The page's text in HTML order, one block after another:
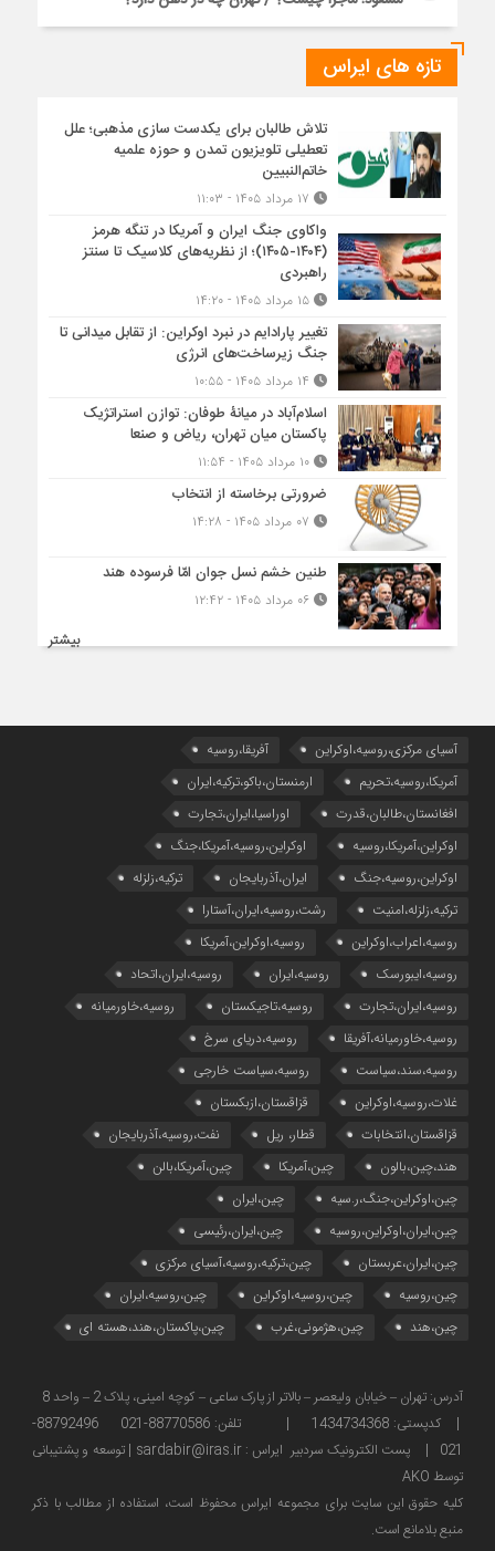
تازه های ایراس
تلاش طالبان برای یکدست سازی مذهبی؛ علل
تعطیلی تلویزیون تمدن و حوزه علمیه
خاتم‌النبیین
واکاوی جنگ ایران و آمریکا در تنگه هرمز
(۱۴۰۴-۱۴۰۵)؛ از نظریه‌های کلاسیک تا سنتز
راهبردی
۱۵ مرداد ۱۴۰۵ - ۱۴:۲۰
تغییر پارادایم در نبرد اوکراین: از تقابل میدانی تا
جنگ زیرساخت‌های انرژی
اسلام‌آباد در میانۀ طوفان: توازن استراتژیک
پاکستان میان تهران، ریاض و صنعا
۱۰ مرداد ۱۴۰۵ - ۱۱:۵۴
ضرورتی برخاسته از انتخاب
طنین خشم نسل جوان امّا فرسوده هند
۰۶ مرداد ۱۴۰۵ - ۱۲:۴۲
بیشتر
آسیای مرکزی،روسیه،اوکراین
آفریقا،روسیه
آمریکا،روسیه،تحریم
ارمنستان،باکو،ترکیه،ایران
افغانستان،طالبان،قدرت
اوراسیا،ایران،تجارت
اوکراین،آمریکا،روسیه
اوکراین،روسیه،آمریکا،جنگ
اوکراین،روسیه،جنگ
ایران،آذربایجان
ترکیه،زلزله
ترکیه،زلزله،امنیت
رشت،روسیه،ایران،آستارا
روسیه،اعراب،اوکراین
روسیه،اوکراین،آمریکا
روسیه،ایبورسک
روسیه،ایران
روسیه،ایران،اتحاد
روسیه،ایران،تجارت
روسیه،تاجیکستان
روسیه،خاورمیانه
روسیه،خاورمیانه،آفریقا
روسیه،دریای سرخ
روسیه،سند،سیاست
روسیه،سیاست خارجی
غلات،روسیه،اوکراین
قزاقستان،ازبکستان
قزاقستان،انتخابات
قطار، ریل
نفت،روسیه،آذربایجان
هند،چین،بالون
چین،آمریکا
چین،آمریکا،بالن
چین،اوکراین،جنگ،ر.سیه
چین،ایران
چین،ایران،اوکراین،روسیه
چین،ایران،رئیسی
چین،ایران،عربستان
چین،ترکیه،روسیه،آسیای مرکزی
چین،روسیه
چین،روسیه،اوکراین
چین،روسیه،ایران
چین،هند
چین،هژمونی،غرب چین،پاکستان،هند،هسته ای
| کدپستی: 1434734368 | تلفن: 88770586-021 88792496-
021 | پست الکترونیک سردبیر ایراس : sardabir@iras.ir |
توسعه و پشتیبانی
توسط AKO
كليه حقوق این سایت برای مجموعه ایراس محفوظ است، استفاده از مطالب با ذكر
منبع بلامانع است.